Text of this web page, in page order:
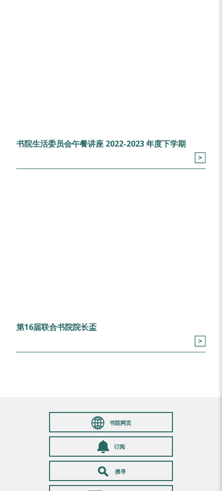
书院生活委员会午餐讲座 2022-2023 年度下学期
第16届联合书院院长盃
书院网页
订阅
搜寻